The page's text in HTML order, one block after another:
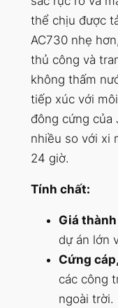
thể chịu được
AC730 nhẹ
thủ công và
không thấm
tiếp xúc với
đông cứng của
nhiều so với xi
24 giờ.
Tính chất:
Giá
dự án lớn
Cứng
các công
ngoài trời.